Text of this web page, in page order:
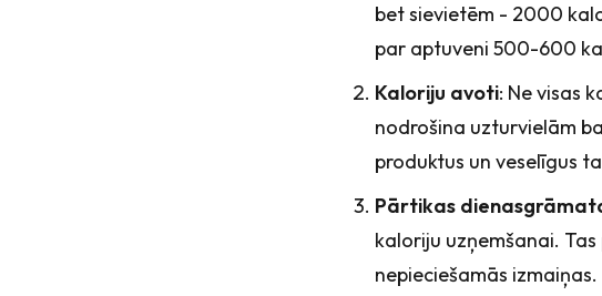
bet sievietēm - 2000
par aptuveni 500-600
Kaloriju avoti: Ne visas
nodrošina uzturvielām
produktus un veselīgus
Pārtikas
kaloriju uzņemšanai.
nepieciešamās izmaiņas.